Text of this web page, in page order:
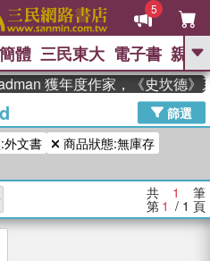
5
GO
高希均教授回憶錄
The Odyssey 、 父親節 、 如果歷
一群喵 、 暑期推薦 、 國際布克
時代 、 數學女孩：黎曼猜想 、
的迷走神經
簡體 三民東大 電子書 親子
獲年度作家，《史坎德》
篩選
外文書
商品狀態:無庫存
共 1 筆
第 1 / 1 頁